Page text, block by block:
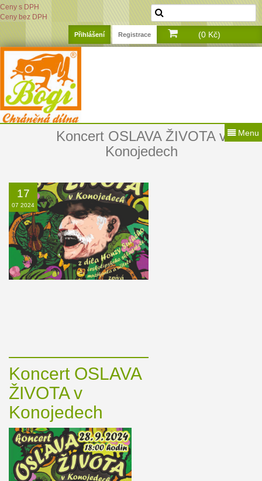
Menu
Přihlášení Registrace
Ceny s DPH
Ceny bez DPH
(0 Kč)
Koncert OSLAVA ŽIVOTA v
Konojedech
17
07 2024
Koncert OSLAVA
ŽIVOTA v
Konojedech